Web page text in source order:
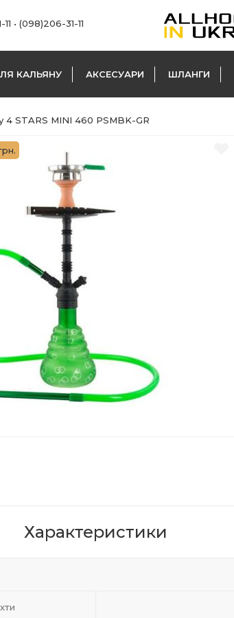
• (098)206-31-11
КАЛЬЯНУ АКСЕСУАРИ ШЛАНГИ
4 STARS MINI 460 PSMBK-GR
Характеристики